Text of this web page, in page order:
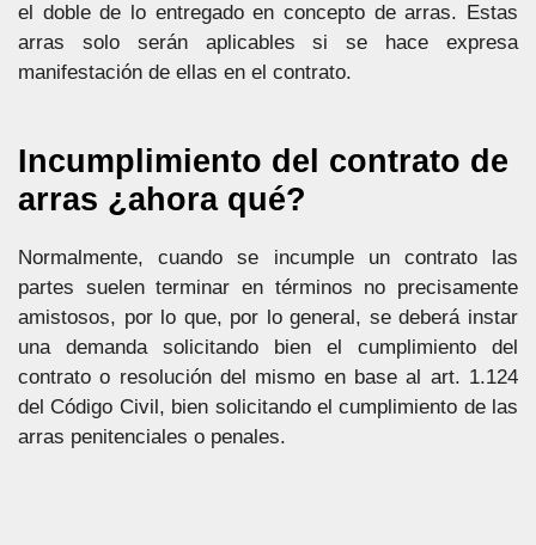
el doble de lo entregado en concepto de arras. Estas
arras solo serán aplicables si se hace expresa
manifestación de ellas en el contrato.
Incumplimiento del contrato de
arras ¿ahora qué?
Normalmente, cuando se incumple un contrato las
partes suelen terminar en términos no precisamente
amistosos, por lo que, por lo general, se deberá instar
una demanda solicitando bien el cumplimiento del
contrato o resolución del mismo en base al art. 1.124
del Código Civil, bien solicitando el cumplimiento de las
arras penitenciales o penales.